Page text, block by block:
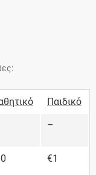
Παιδικό
–
€1